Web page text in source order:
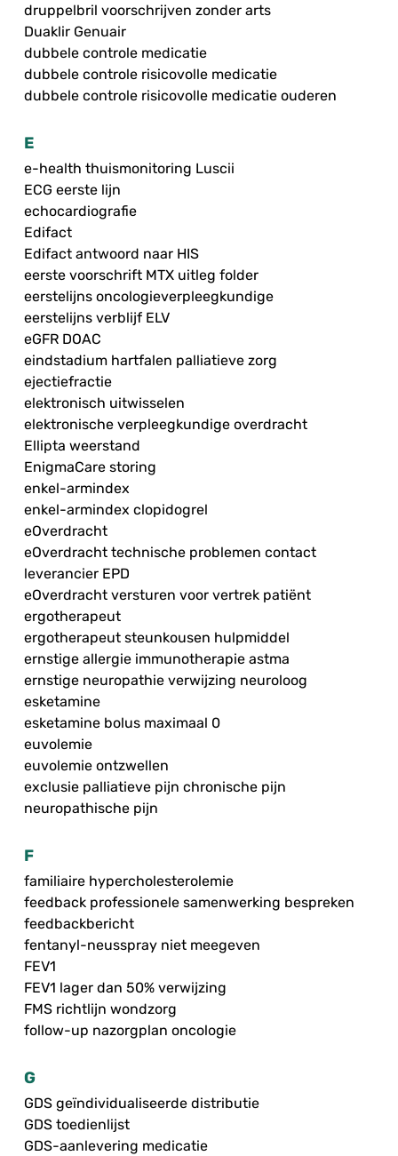
druppelbril voorschrijven zonder arts
Duaklir Genuair
dubbele controle medicatie
dubbele controle risicovolle medicatie
dubbele controle risicovolle medicatie ouderen
E
e-health thuismonitoring Luscii
ECG eerste lijn
echocardiografie
Edifact
Edifact antwoord naar HIS
eerste voorschrift MTX uitleg folder
eerstelijns oncologieverpleegkundige
eerstelijns verblijf ELV
eGFR DOAC
eindstadium hartfalen palliatieve zorg
ejectiefractie
elektronisch uitwisselen
elektronische verpleegkundige overdracht
Ellipta weerstand
EnigmaCare storing
enkel-armindex
enkel-armindex clopidogrel
eOverdracht
eOverdracht technische problemen contact
leverancier EPD
eOverdracht versturen voor vertrek patiënt
ergotherapeut
ergotherapeut steunkousen hulpmiddel
ernstige allergie immunotherapie astma
ernstige neuropathie verwijzing neuroloog
esketamine
esketamine bolus maximaal 0
euvolemie
euvolemie ontzwellen
exclusie palliatieve pijn chronische pijn
neuropathische pijn
F
familiaire hypercholesterolemie
feedback professionele samenwerking bespreken
feedbackbericht
fentanyl-neusspray niet meegeven
FEV1
FEV1 lager dan 50% verwijzing
FMS richtlijn wondzorg
follow-up nazorgplan oncologie
G
GDS geïndividualiseerde distributie
GDS toedienlijst
GDS-aanlevering medicatie